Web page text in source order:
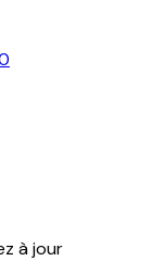
à jour